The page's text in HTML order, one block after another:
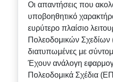
Οι απαντήσεις που
υποβοηθητικό
ευρύτερο πλαίσιο
Πολεοδομικών Σχεδίων
διατυπωμένες με
Έχουν ανάλογη
Πολεοδομικά Σχέδια